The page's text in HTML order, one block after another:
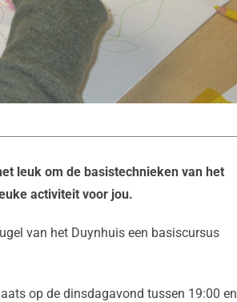
leuk om de basistechnieken van het
activiteit voor jou.
van het Duynhuis een basiscursus
op de dinsdagavond tussen 19:00 en